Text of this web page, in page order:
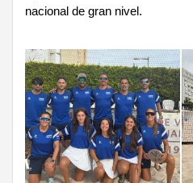
nacional de gran nivel.